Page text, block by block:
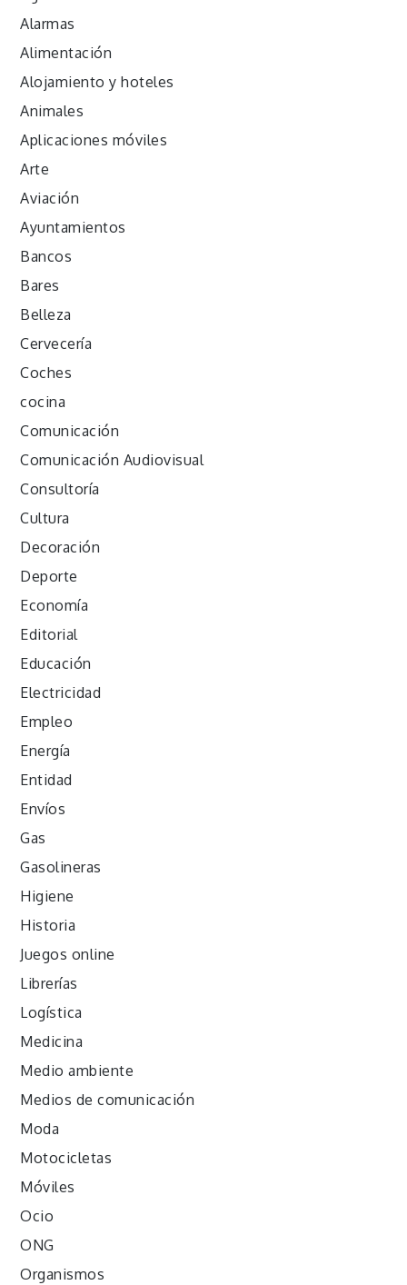
Alarmas
Alimentación
Alojamiento y hoteles
Animales
Aplicaciones móviles
Arte
Aviación
Ayuntamientos
Bancos
Bares
Belleza
Cervecería
Coches
cocina
Comunicación
Comunicación Audiovisual
Consultoría
Cultura
Decoración
Deporte
Economía
Editorial
Educación
Electricidad
Empleo
Energía
Entidad
Envíos
Gas
Gasolineras
Higiene
Historia
Juegos online
Librerías
Logística
Medicina
Medio ambiente
Medios de comunicación
Moda
Motocicletas
Móviles
Ocio
ONG
Organismos